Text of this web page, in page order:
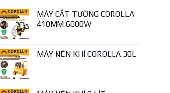
MÁY CẮT TƯỜNG COROLLA
410MM 6000W
MÁY NÉN KHÍ COROLLA 30L